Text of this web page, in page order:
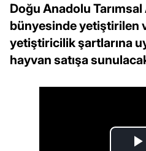
Doğu Anadolu
bünyesinde yetiştirilen
yetiştiricilik şartlarına
hayvan satışa